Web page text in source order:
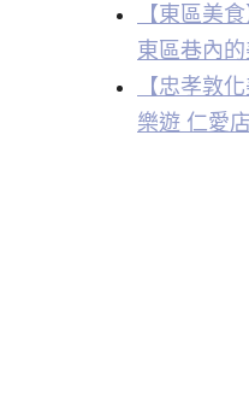
【東區美
東區巷內
【忠孝敦
樂遊 仁愛